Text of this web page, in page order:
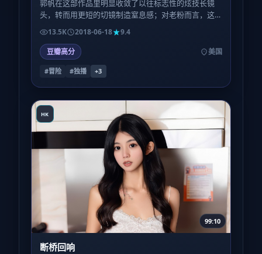
郭帆在这部作品里明显收敛了以往标志性的炫技长镜
头，转而用更短的切镜制造窒息感；对老粉而言，这
是一种陌生却诚实的自我修订。
13.5K 2018-06-18
9.4
豆瓣高分
美国
#冒险 #独播 +3
HK
99:10
断桥回响